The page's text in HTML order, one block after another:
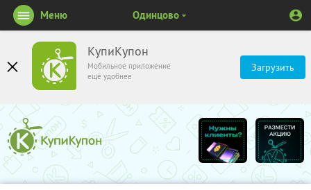
КупиКупон
Мобильное приложение
ещё удобнее
Загрузить
Меню Одинцово